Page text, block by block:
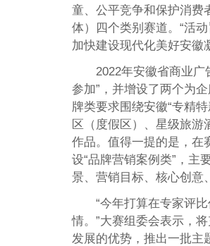
童、公平竞争和保护消费
体）四个类别赛道。“活
加快建设现代化美好安徽
2022年安徽省商业
参加”，并增设了两个为
牌类要求围绕安徽“专精
区（度假区）、星级旅游
作品。值得一提的是，在
设“品牌营销案例类”，主
景、营销目标、核心创意
“今年打算在专家评
情。”大赛组委会表示，
发展的优势，推出一批主